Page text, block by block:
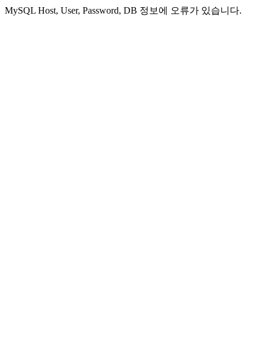
MySQL Host, User, Password, DB 정보에 오류가 있습니다.